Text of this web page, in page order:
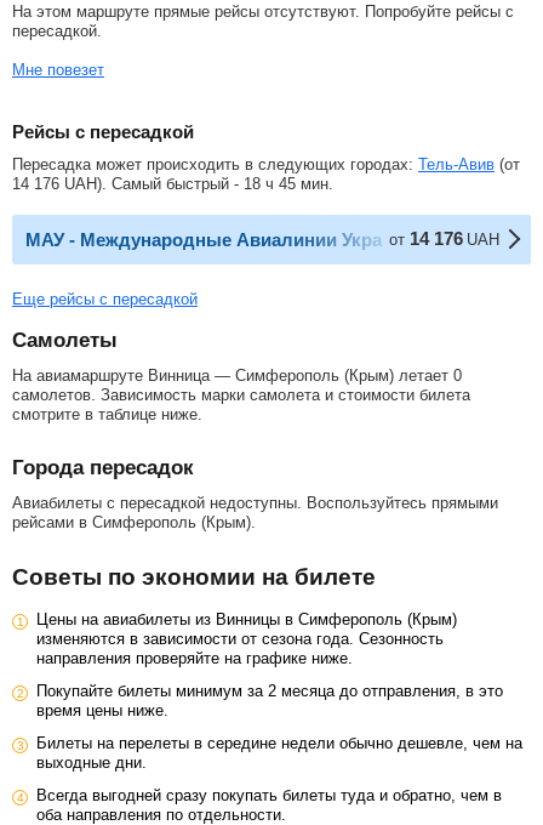
На этом маршруте прямые рейсы отсутствуют. Попробуйте рейсы с
пересадкой.
Мне повезет
Рейсы с пересадкой
Пересадка может происходить в следующих городах: Тель-Авив (от
14 176 UAH). Самый быстрый - 18 ч 45 мин.
МАУ - Международные Авиалинии Украины
от 14 176 UAH
Еще рейсы с пересадкой
Самолеты
На авиамаршруте Винница — Симферополь (Крым) летает 0
самолетов. Зависимость марки самолета и стоимости билета
смотрите в таблице ниже.
Города пересадок
Авиабилеты с пересадкой недоступны. Воспользуйтесь прямыми
рейсами в Симферополь (Крым).
Советы по экономии на билете
Цены на авиабилеты из Винницы в Симферополь (Крым)
изменяются в зависимости от сезона года. Сезонность
направления проверяйте на графике ниже.
Покупайте билеты минимум за 2 месяца до отправления, в это
время цены ниже.
Билеты на перелеты в середине недели обычно дешевле, чем на
выходные дни.
Всегда выгодней сразу покупать билеты туда и обратно, чем в
оба направления по отдельности.